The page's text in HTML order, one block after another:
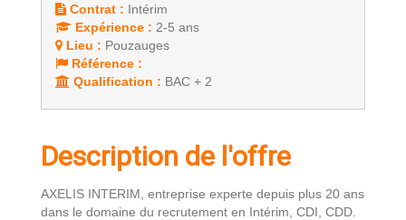
Contrat : Intérim
Expérience : 2-5 ans
Lieu : Pouzauges
Référence :
Qualification : BAC + 2
Description de l'offre
AXELIS INTERIM, entreprise experte depuis plus 20 ans
dans le domaine du recrutement en Intérim, CDI, CDD.